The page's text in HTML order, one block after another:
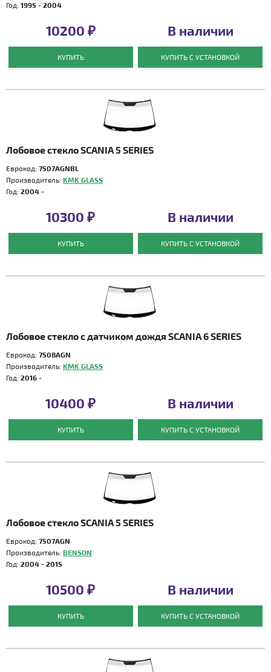
Год: 1995 - 2004
10200 ₽
КУПИТЬ
В наличии
КУПИТЬ С УСТАНОВКОЙ
Лобовое стекло SCANIA 5 SERIES
Еврокод: 7507AGNBL
Производитель: KMK GLASS
Год: 2004 -
10300 ₽
КУПИТЬ
В наличии
КУПИТЬ С УСТАНОВКОЙ
Лобовое стекло с датчиком дождя SCANIA 6 SERIES
Еврокод: 7508AGN
Производитель: KMK GLASS
Год: 2016 -
10400 ₽
КУПИТЬ
В наличии
КУПИТЬ С УСТАНОВКОЙ
Лобовое стекло SCANIA 5 SERIES
Еврокод: 7507AGN
Производитель: BENSON
Год: 2004 - 2015
10500 ₽
КУПИТЬ
В наличии
КУПИТЬ С УСТАНОВКОЙ